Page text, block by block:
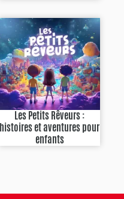
Les Petits Rêveurs :
histoires et aventures pour
enfants